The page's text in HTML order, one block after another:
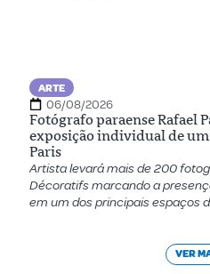
ARTE
06/08/2026
Fotógrafo paraense Rafael
exposição individual de
Paris
Artista levará mais de 200
Décoratifs marcando a
em um dos principais espaços
VER